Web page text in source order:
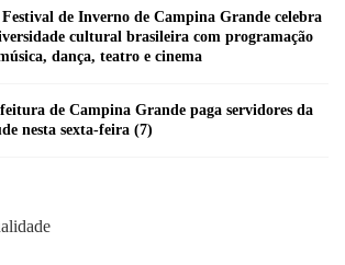
Festival de Inverno de Campina Grande celebra
cultural brasileira com programação
dança, teatro e cinema
de Campina Grande paga servidores da
nesta sexta-feira (7)